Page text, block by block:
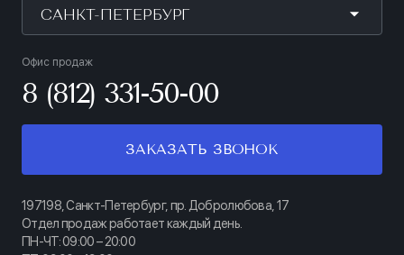
САНКТ-ПЕТЕРБУРГ
Офис продаж
8 (812) 331-50-00
ЗАКАЗАТЬ ЗВОНОК
197198, Санкт-Петербург, пр. Добролюбова, 17
Отдел продаж работает каждый день.
ПН-ЧТ: 09:00 – 20:00